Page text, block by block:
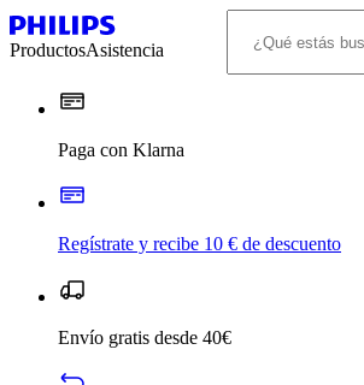
ProductosAsistencia
Paga con Klarna
Regístrate y recibe 10 € de descuento
Envío gratis desde 40€